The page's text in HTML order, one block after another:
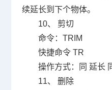
续延长到下个物体。
10、 剪切
命令： TRIM
快捷命令TR
操作方式：同 延长
11、 删除